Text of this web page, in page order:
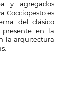
y agregados
Cocciopesto es
del clásico
presente en la
la arquitectura